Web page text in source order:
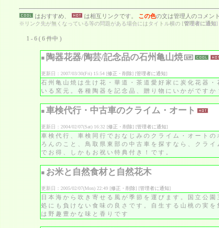
はおすすめ、 は相互リンクです。この色の文は管理人のコメン
※リンク先が無くなっている等の問題がある場合にはタイトル横の [管理者に通知]
1 - 6 ( 6 件中 )
■ 陶器花器/陶芸/記念品の石州亀山焼
更新日：2007/03/30(Fri) 15:54 [修正・削除] [管理者に通知]
石州亀山焼は生け花・華道・茶道愛好家に炭化花器
いる窯元。各種陶器を記念品、贈り物にいかがですか
■ 車検代行・中古車のクライム・オート
更新日：2004/02/07(Sat) 16:32 [修正・削除] [管理者に通知]
車検代行、車検同行でおなじみのクライム・オート
ろんのこと、鳥取県東部の中古車を探すなら、クラ
でお得、しかもお祝い特典付き！です。
■ お米と自然食材と自然花木
更新日：2005/02/07(Mon) 22:49 [修正・削除] [管理者に通知]
日本海から吹き寄せる風が季節を運びます。国立公
処にも負けない食味の良さです。自生する山桃の実
は野趣豊かな味と香りです